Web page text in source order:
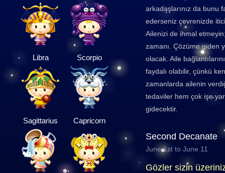
Libra Scorpio
Sagittarius Capricorn
arkadaşlarınız da bunu
ederseniz çevrenizde
Ailenizi de ihmal
zamanı. Çözüme giden
olacak. Aile
faydalı olabilir, çünkü
zamanlarda ailenin
tedaviler hem çok işe
gidecektir.
Second Decanate
June 1st to June 11
Gözler sizin